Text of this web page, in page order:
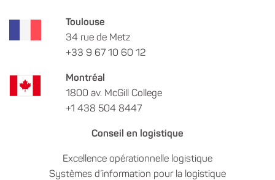
Toulouse
34 rue de Metz
+33 9 67 10 60 12
Montréal
1800 av. McGill College
+1 438 504 8447
Conseil en logistique
Excellence opérationnelle logistique
Systèmes d’information pour la logistique